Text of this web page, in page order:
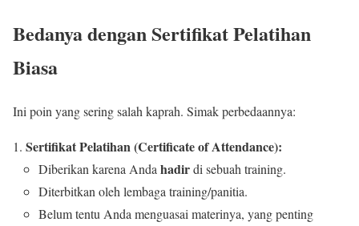
Bedanya dengan Sertifikat Pelatihan
Biasa
Ini poin yang sering salah kaprah. Simak perbedaannya:
Sertifikat Pelatihan (Certificate of Attendance):
Diberikan karena Anda hadirdi sebuah training.
Diterbitkan oleh lembaga training/panitia.
Belum tentu Anda menguasai materinya, yang penting